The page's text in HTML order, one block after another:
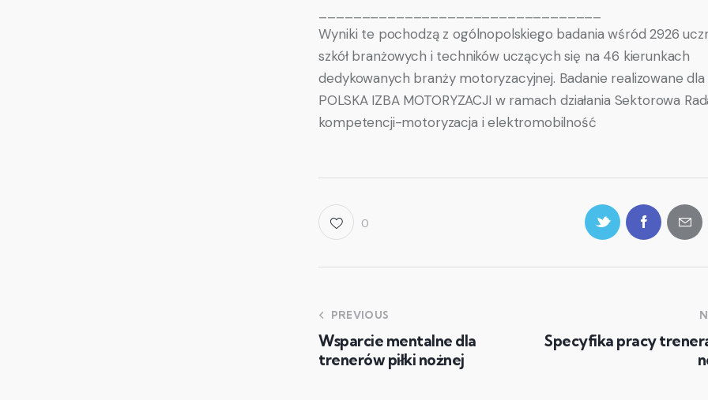
Wyniki te pochodzą z ogólnopolskiego badania wśród 2926
szkół branżowych i techników uczących się na 46 kierunkach
dedykowanych branży motoryzacyjnej. Badanie realizowane dla
POLSKA IZBA MOTORYZACJI w ramach działania Sektorowa
kompetencji-motoryzacja i elektromobilność
0
PREVIOUS
Wsparcie mentalne dla
trenerów piłki nożnej
Specyfika pracy